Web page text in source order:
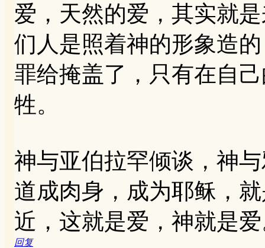
爱，天然的爱，其实就
们人是照着神的形象造
罪给掩盖了，只有在自
牲。
神与亚伯拉罕倾谈，神
道成肉身，成为耶稣，
近，这就是爱，神就是
回复